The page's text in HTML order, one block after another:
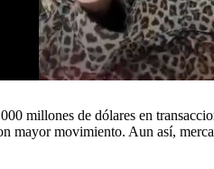
millones de dólares en
mayor movimiento. Aun así,